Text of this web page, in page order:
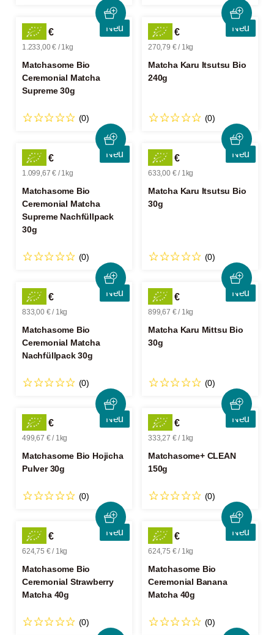
Neu
36,99 €
1.233,00 € / 1kg
Matchasome Bio
Ceremonial Matcha
Supreme 30g
(0)
Neu
64,99 €
270,79 € / 1kg
Matcha Karu Itsutsu Bio
240g
(0)
Neu
32,99 €
1.099,67 € / 1kg
Matchasome Bio
Ceremonial Matcha
Supreme Nachfüllpack
30g
(0)
Neu
18,99 €
633,00 € / 1kg
Matcha Karu Itsutsu Bio
30g
(0)
Neu
24,99 €
833,00 € / 1kg
Matchasome Bio
Ceremonial Matcha
Nachfüllpack 30g
(0)
Neu
26,99 €
899,67 € / 1kg
Matcha Karu Mittsu Bio
30g
(0)
Neu
14,99 €
499,67 € / 1kg
Matchasome Bio Hojicha
Pulver 30g
(0)
Neu
49,99 €
333,27 € / 1kg
Matchasome+ CLEAN
150g
(0)
Neu
24,99 €
624,75 € / 1kg
Matchasome Bio
Ceremonial Strawberry
Matcha 40g
(0)
Neu
24,99 €
624,75 € / 1kg
Matchasome Bio
Ceremonial Banana
Matcha 40g
(0)